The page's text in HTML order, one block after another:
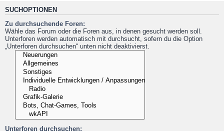
SUCHOPTIONEN
Zu durchsuchende Foren:
Wähle das Forum oder die Foren aus, in denen gesucht werden soll.
Unterforen werden automatisch mit durchsucht, sofern du die Option
„Unterforen durchsuchen“ unten nicht deaktivierst.
Unterforen durchsuchen: